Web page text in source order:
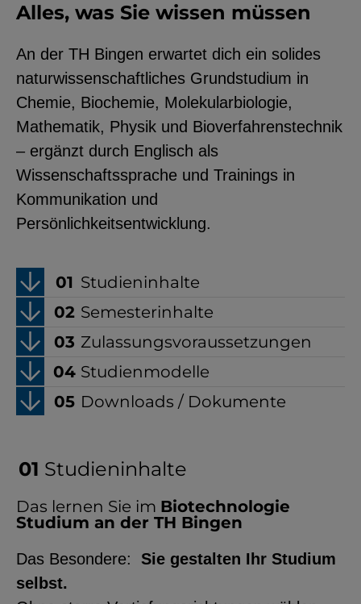
Alles, was Sie wissen müssen
An der TH Bingen erwartet dich ein solides
naturwissenschaftliches Grundstudium in
Chemie, Biochemie, Molekularbiologie,
Mathematik, Physik und Bioverfahrenstechnik
– ergänzt durch Englisch als
Wissenschaftssprache und Trainings in
Kommunikation und
Persönlichkeitsentwicklung.
Studieninhalte
Semesterinhalte
Zulassungsvoraussetzungen
Studienmodelle
Downloads / Dokumente
Studieninhalte
Das lernen Sie im Biotechnologie
Studium an der TH Bingen
Das Besondere: Sie gestalten Ihr Studium
selbst.